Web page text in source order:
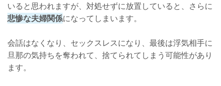
いると思われますが、対処せずに放置していると、さらに
悲惨な夫婦関係になってしまいます。
会話はなくなり、セックスレスになり、最後は浮気相手に
旦那の気持ちを奪われて、捨てられてしまう可能性があり
ます。